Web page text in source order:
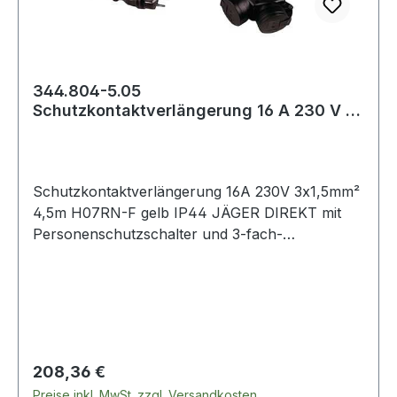
344.804-5.05
Schutzkontaktverlängerung 16 A 230 V 3
Schutzkontaktverlängerung 16A 230V 3x1,5mm²
4,5m H07RN-F gelb IP44 JÄGER DIREKT mit
Personenschutzschalter und 3-fach-
DIN VDE 0661, DIN 40040 bzw. DIN EN
Regulärer Preis:
208,36 €